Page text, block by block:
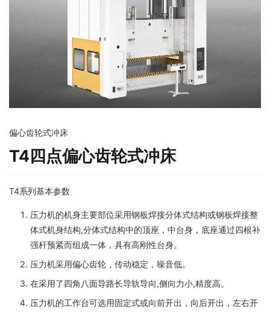
偏心齿轮式冲床
T4四点偏心齿轮式冲床
T4系列基本参数
压力机的机身主要部位采用钢板焊接分体式结构或钢板焊接整
体式机身结构,分体式结构中的顶座，中台身，底座通过四根补
强杆预紧而组成一体，具有高刚性台身。
压力机采用偏心齿轮，传动稳定，噪音低。
在采用了四角八面导路长导轨导向,侧向力小,精度高。
压力机的工作台可选用固定式或向前开出，向后开出，左右开